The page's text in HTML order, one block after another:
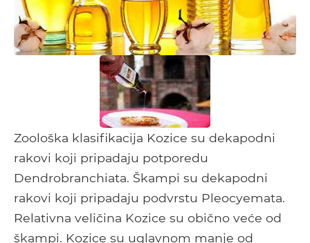
Zoološka klasifikacija Kozice su dekapodni
rakovi koji pripadaju potporedu
Dendrobranchiata. Škampi su dekapodni
rakovi koji pripadaju podvrstu Pleocyemata.
Relativna veličina Kozice su obično veće od
škampi. Kozice su uglavnom manje od